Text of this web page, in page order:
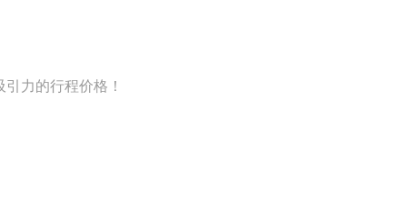
力的行程价格！